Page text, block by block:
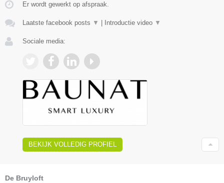
Er wordt gewerkt op afspraak.
Laatste facebook posts ▼ Introductie video ▼
Sociale media:
BEKIJK VOLLEDIG PROFIEL
De Bruyloft